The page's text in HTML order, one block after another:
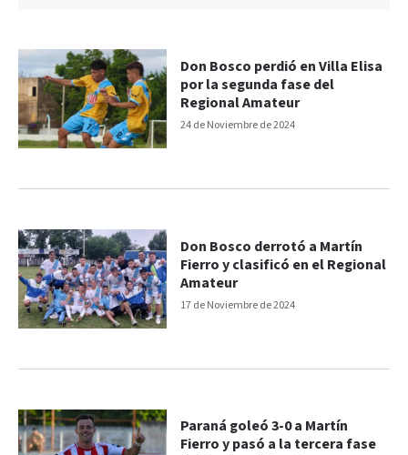
24 de Noviembre de 2024
Don Bosco perdió en Villa Elisa
por la segunda fase del
Regional Amateur
17 de Noviembre de 2024
Don Bosco derrotó a Martín
Fierro y clasificó en el Regional
Amateur
Paraná goleó 3-0 a Martín
Fierro y pasó a la tercera fase